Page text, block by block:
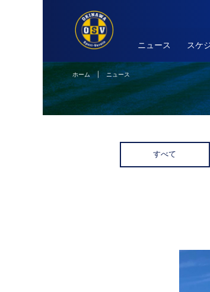
ニュース スケ
ホーム| ニュース
すべて